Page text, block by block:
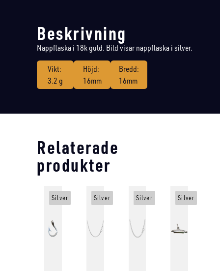
Beskrivning
Nappflaska i 18k guld. Bild visar nappflaska i silver.
Vikt:
3.2 g
Höjd:
16mm
Bredd:
16mm
Relaterade
produkter
Silver Silver Silver Silver